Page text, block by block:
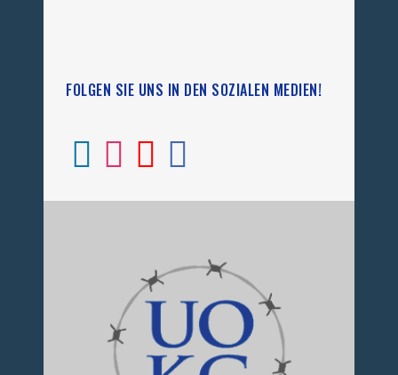
FOLGEN SIE UNS IN DEN SOZIALEN MEDIEN!